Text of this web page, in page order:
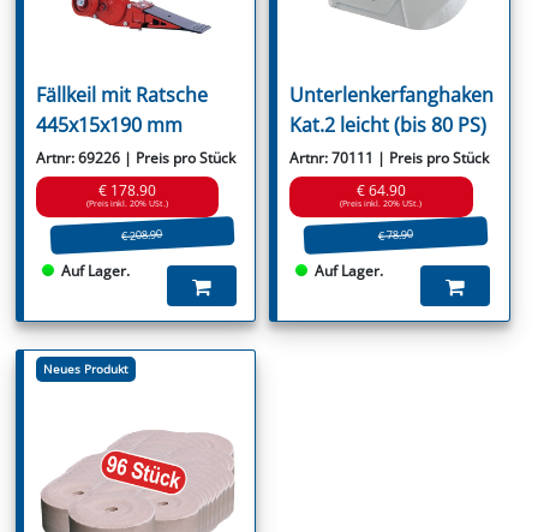
Fällkeil mit Ratsche
445x15x190 mm
Artnr: 69226 | Preis pro Stück
€ 178.90
(Preis inkl. 20% USt.)
€ 208.90
Auf Lager.
Unterlenkerfanghaken
Kat.2 leicht (bis 80 PS)
Artnr: 70111 | Preis pro Stück
€ 64.90
(Preis inkl. 20% USt.)
€ 78.90
Auf Lager.
Neues Produkt